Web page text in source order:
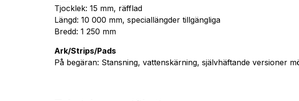
Tjocklek: 15 mm, räfflad
Längd: 10 000 mm, speciallängder tillgängliga
Bredd: 1 250 mm
Ark/Strips/Pads
På begäran: Stansning, vattenskärning, självhäftande versioner